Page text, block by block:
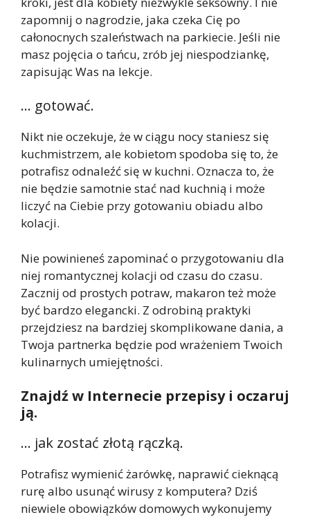
zapomnij o nagrodzie, jaka czeka Cię po
całonocnych szaleństwach na parkiecie. Jeśli nie
masz pojęcia o tańcu, zrób jej niespodziankę,
zapisując Was na lekcje.
… gotować.
Nikt nie oczekuje, że w ciągu nocy staniesz się
kuchmistrzem, ale kobietom spodoba się to, że
potrafisz odnaleźć się w kuchni. Oznacza to, że
nie będzie samotnie stać nad kuchnią i może
liczyć na Ciebie przy gotowaniu obiadu albo
kolacji.
Nie powinieneś zapominać o przygotowaniu dla
niej romantycznej kolacji od czasu do czasu.
Zacznij od prostych potraw, makaron też może
być bardzo elegancki. Z odrobiną praktyki
przejdziesz na bardziej skomplikowane dania, a
Twoja partnerka będzie pod wrażeniem Twoich
kulinarnych umiejętności.
Znajdź w Internecie przepisy i oczaruj
ją.
… jak zostać złotą rączką.
Potrafisz wymienić żarówkę, naprawić cieknącą
rurę albo usunąć wirusy z komputera? Dziś
niewiele obowiązków domowych wykonujemy